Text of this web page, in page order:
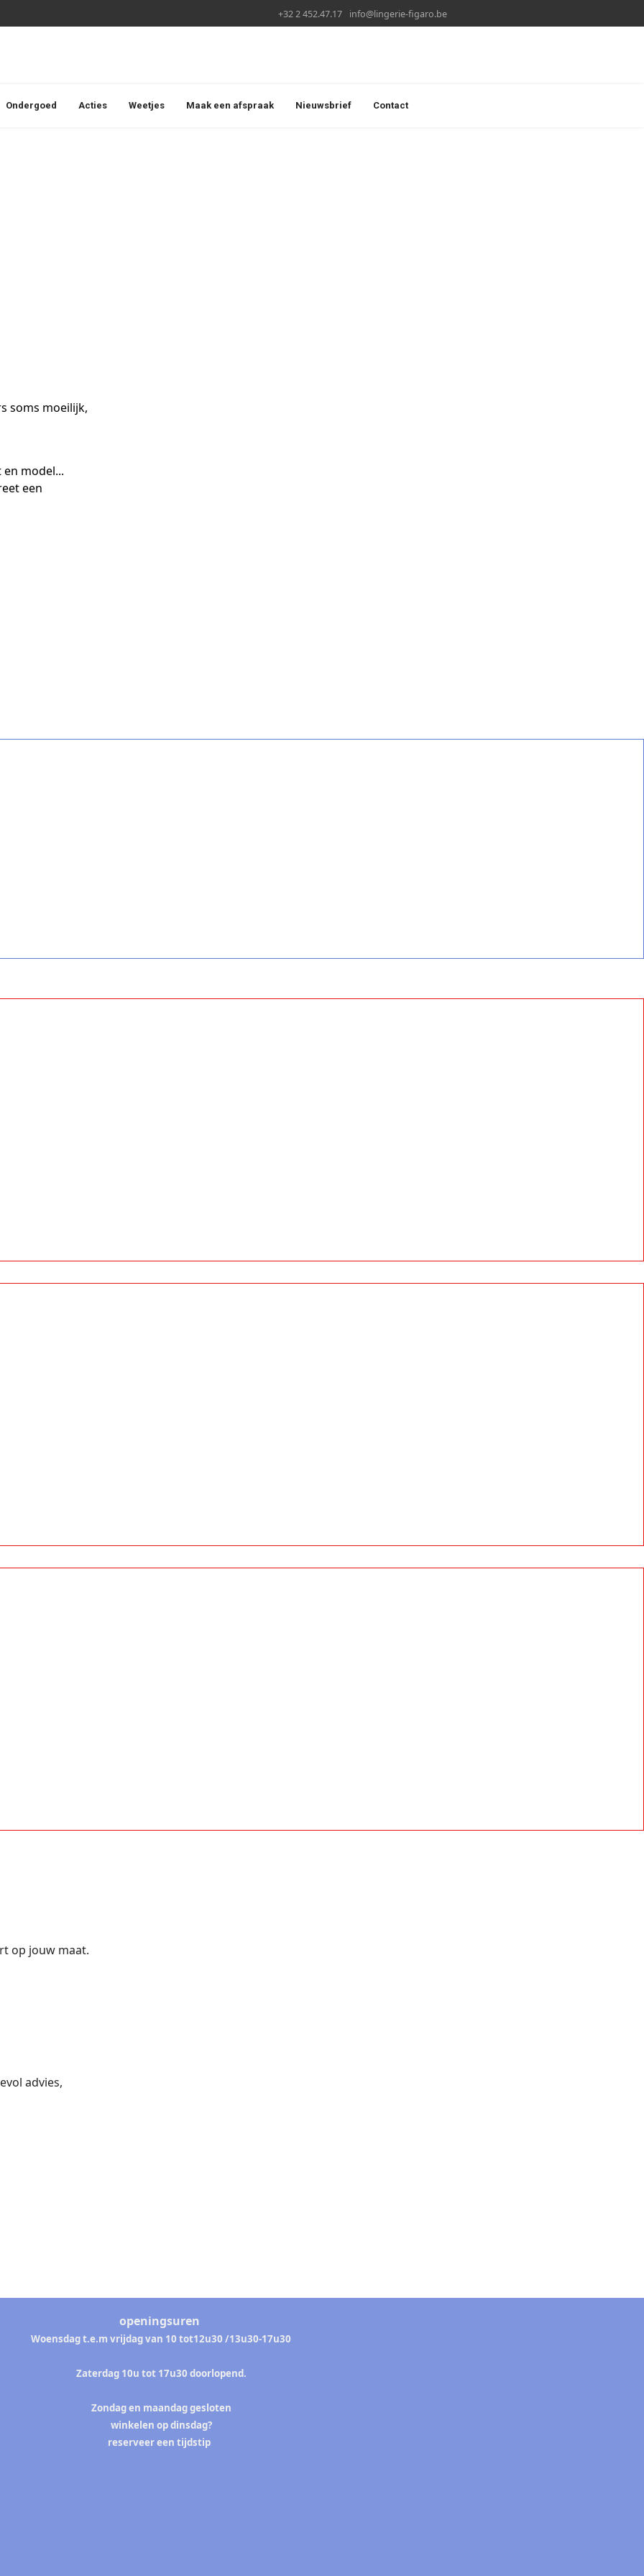
+32 2 452.47.17 info@lingerie-figaro.be
Ondergoed Acties Weetjes Maak een afspraak Nieuwsbrief Contact
soms moeilijk,
model...
een
op jouw maat.
advies,
openingsuren
Woensdag t.e.m vrijdag van 10 tot12u30 /13u30-17u30
Zaterdag 10u tot 17u30 doorlopend.
Zondag en maandag gesloten
winkelen op dinsdag?
reserveer een tijdstip